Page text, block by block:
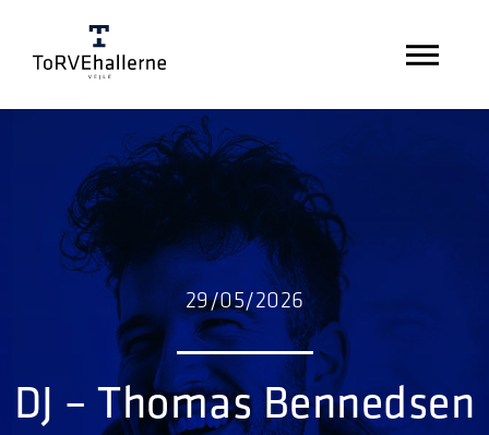
29/05/2026
DJ – Thomas Bennedsen